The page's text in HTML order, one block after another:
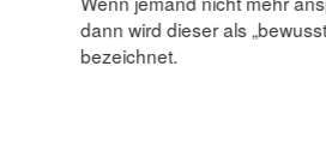
dann wird dieser als
bezeichnet.